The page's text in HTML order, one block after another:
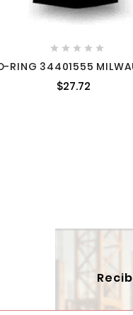
    
RING 34401555
$27.72